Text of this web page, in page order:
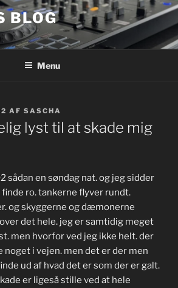
BLOG
Menu
AF SASCHA
lyst til at skade mig
sådan en søndag nat. og jeg sidder
ro. tankerne flyver rundt.
og skyggerne og dæmonerne
det hele. jeg er samtidig meget
men hvorfor ved jeg ikke helt. der
i vejen. men det er der men
ud af hvad det er som der er galt.
er ligeså stille ved at hele